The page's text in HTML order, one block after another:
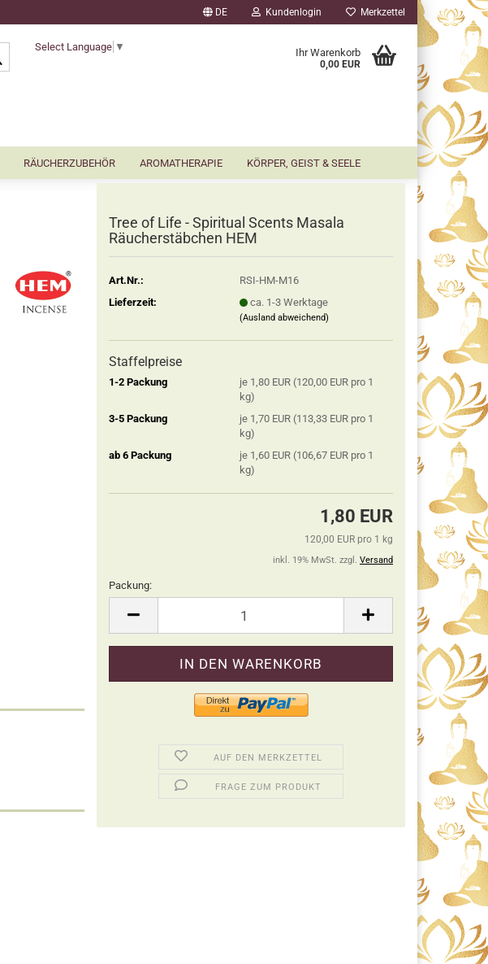
DE Kundenlogin Merkzettel
Suche...Select Language ▼ Ihr Warenkorb
0,00 EUR
RÄUCHERZUBEHÖR AROMATHERAPIE KÖRPER, GEIST & SEELE
Tree of Life - Spiritual Scents Masala
Räucherstäbchen HEM
Art.Nr.:
RSI-HM-M16
Lieferzeit:
ca. 1-3 Werktage
(Ausland abweichend)
Staffelpreise
1-2 Packung
je 1,80 EUR (120,00 EUR pro 1
kg)
3-5 Packung
je 1,70 EUR (113,33 EUR pro 1
kg)
ab 6 Packung
je 1,60 EUR (106,67 EUR pro 1
kg)
1,80 EUR
120,00 EUR pro 1 kg
inkl. 19% MwSt. zzgl. Versand
Packung:
Packung
AUF DEN MERKZETTEL
FRAGE ZUM PRODUKT